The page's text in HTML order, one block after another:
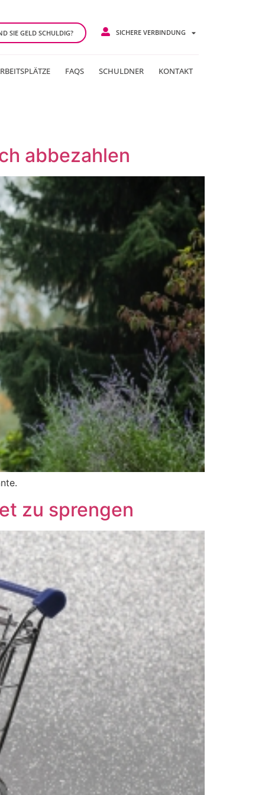
SIE GELD SCHULDIG? SICHERE VERBINDUNG
FAQS SCHULDNER KONTAKT
abbezahlen
zu sprengen